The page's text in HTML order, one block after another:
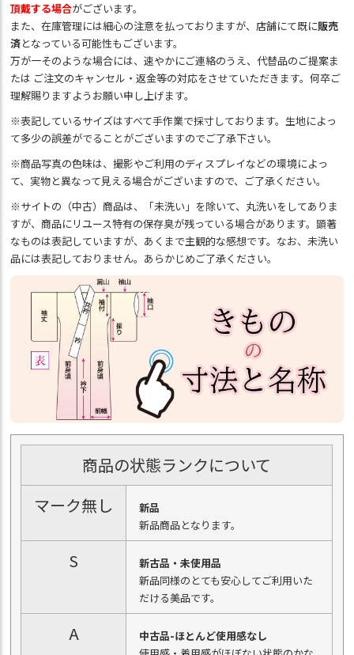
頂戴する場合がございます。
また、在庫管理には細心の注意を払っておりますが、店舗にて既に販売
済となっている可能性もございます。
万が一そのような場合には、速やかにご連絡のうえ、代替品のご提案ま
たは ご注文のキャンセル・返金等の対応をさせていただきます。何卒ご
理解賜りますようお願い申し上げます。
※表記しているサイズはすべて手作業で採寸しております。生地によっ
て多少の誤差がでることがございますのでご了承下さい。
※商品写真の色味は、撮影やご利用のディスプレイなどの環境によっ
て、実物と異なって見える場合がございますので、ご了承ください。
※サイトの（中古）商品は、「未洗い」を除いて、丸洗いをしてありま
すが、商品にリユース特有の保存臭が残っている場合があります。顕著
なものは表記していますが、あくまで主観的な感想です。なお、未洗い
品には表記しておりません。あらかじめご了承ください。
商品の状態ランクについて
マーク無し
新品
新品商品となります。
S
新古品・未使用品
新品同様のとても安心してご利用いた
だける美品です。
A
中古品-ほとんど使用感なし